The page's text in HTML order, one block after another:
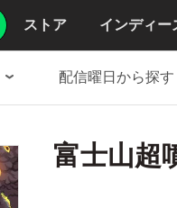
ストア インディー
配信曜日から探す
富士山超